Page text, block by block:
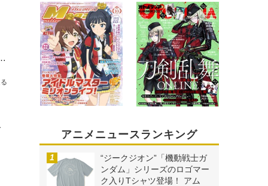
アク」スクール水着ver. 1/7スケールフィギュアが登場
アニメニュースランキング
“ジークジオン”「機動戦士ガ
ンダム」シリーズのロゴマー
ク入りTシャツ登場！ アム